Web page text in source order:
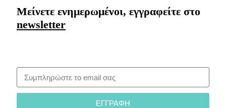
Μείνετε ενημερωμένοι, εγγραφείτε στο
newsletter
ΕΓΓΡΑΦΗ